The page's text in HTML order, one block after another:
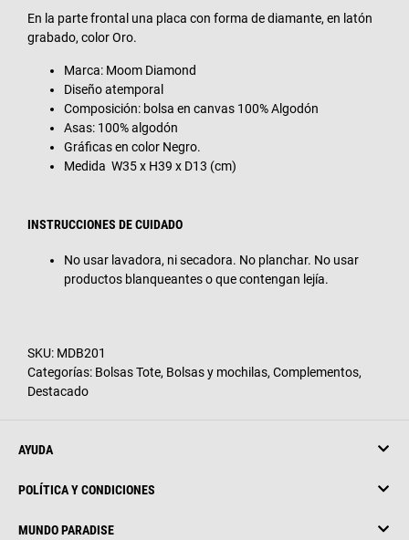
En la parte frontal una placa con forma de diamante, en latón
grabado, color Oro.
Marca: Moom Diamond
Diseño atemporal
Composición: bolsa en canvas 100% Algodón
Asas: 100% algodón
Gráficas en color Negro.
Medida W35 x H39 x D13 (cm)
INSTRUCCIONES DE CUIDADO
No usar lavadora, ni secadora. No planchar. No usar
productos blanqueantes o que contengan lejía.
SKU: MDB201
Categorías: Bolsas Tote, Bolsas y mochilas, Complementos,
Destacado
AYUDA
POLÍTICA Y CONDICIONES
MUNDO PARADISE